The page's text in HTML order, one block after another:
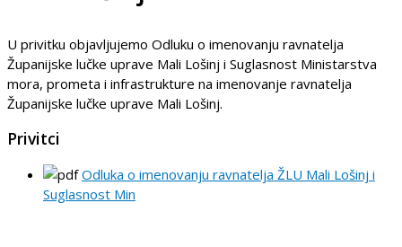
U privitku objavljujemo Odluku o imenovanju ravnatelja
Županijske lučke uprave Mali Lošinj i Suglasnost Ministarstva
mora, prometa i infrastrukture na imenovanje ravnatelja
Županijske lučke uprave Mali Lošinj.
Privitci
Odluka o imenovanju ravnatelja ŽLU Mali Lošinj i
Suglasnost Min